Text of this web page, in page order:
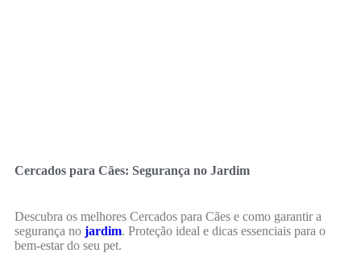
Cercados para Cães: Segurança no Jardim
Descubra os melhores Cercados para Cães e como garantir a
segurança no jardim. Proteção ideal e dicas essenciais para o
bem-estar do seu pet.